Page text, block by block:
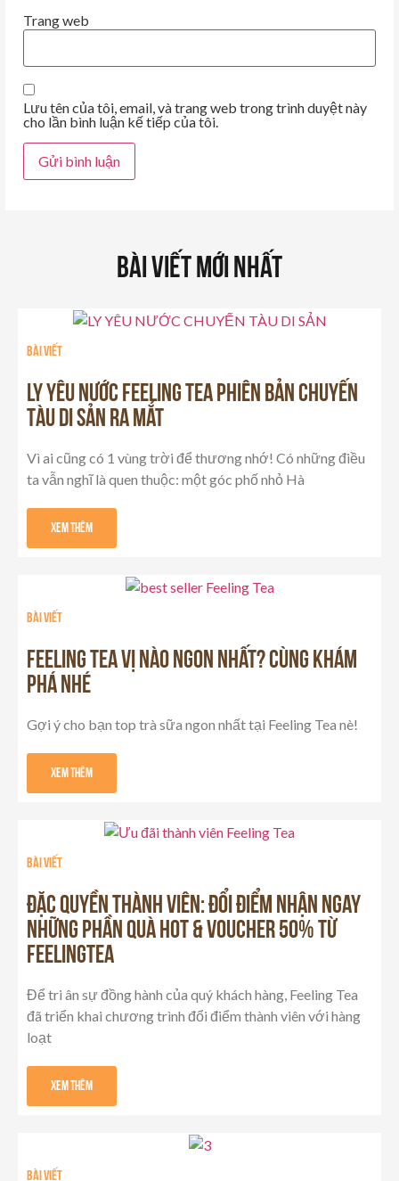
Trang web
Lưu tên của tôi, email, và trang web trong trình duyệt này
cho lần bình luận kế tiếp của tôi.
Bài Viết Mới Nhất
Bài viết
LY YÊU NƯỚC FEELING TEA PHIÊN BẢN CHUYẾN
TÀU DI SẢN RA MẮT
Vì ai cũng có 1 vùng trời để thương nhớ! Có những điều
ta vẫn nghĩ là quen thuộc: một góc phố nhỏ Hà
Xem Thêm
Bài viết
FEELING TEA VỊ NÀO NGON NHẤT? CÙNG KHÁM
PHÁ NHÉ
Gợi ý cho bạn top trà sữa ngon nhất tại Feeling Tea nè!
Xem Thêm
Bài viết
ĐẶC QUYỀN THÀNH VIÊN: ĐỔI ĐIỂM NHẬN NGAY
NHỮNG PHẦN QUÀ HOT & VOUCHER 50% TỪ
FEELINGTEA
Để tri ân sự đồng hành của quý khách hàng, Feeling Tea
đã triển khai chương trình đổi điểm thành viên với hàng
loạt
Xem Thêm
Bài viết